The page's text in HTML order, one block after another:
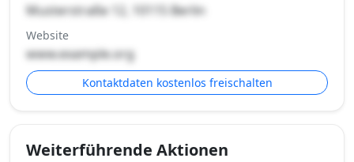
Musterstraße 12, 10115 Berlin
Website
www.example.org
Kontaktdaten kostenlos freischalten
Weiterführende Aktionen